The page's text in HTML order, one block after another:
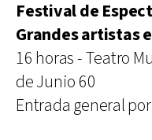
Festival de
Grandes artistas
16 horas - Teatro
de Junio 60
Entrada general